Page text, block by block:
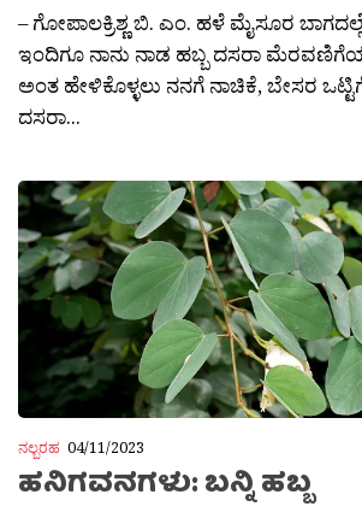
– ಗೋಪಾಲಕ್ರಿಶ್ಣ ಬಿ. ಎಂ. ಹಳೆ ಮೈಸೂರ
ಇಂದಿಗೂ ನಾನು ನಾಡ ಹಬ್ಬ ದಸರಾ
ಅಂತ ಹೇಳಿಕೊಳ್ಳಲು ನನಗೆ ನಾಚಿಕೆ, ಬೇಸರ
ದಸರಾ...
ನಲ್ಬರಹ 04/11/2023
ಹನಿಗವನಗಳು: ಬನ್ನಿ ಹಬ್ಬ